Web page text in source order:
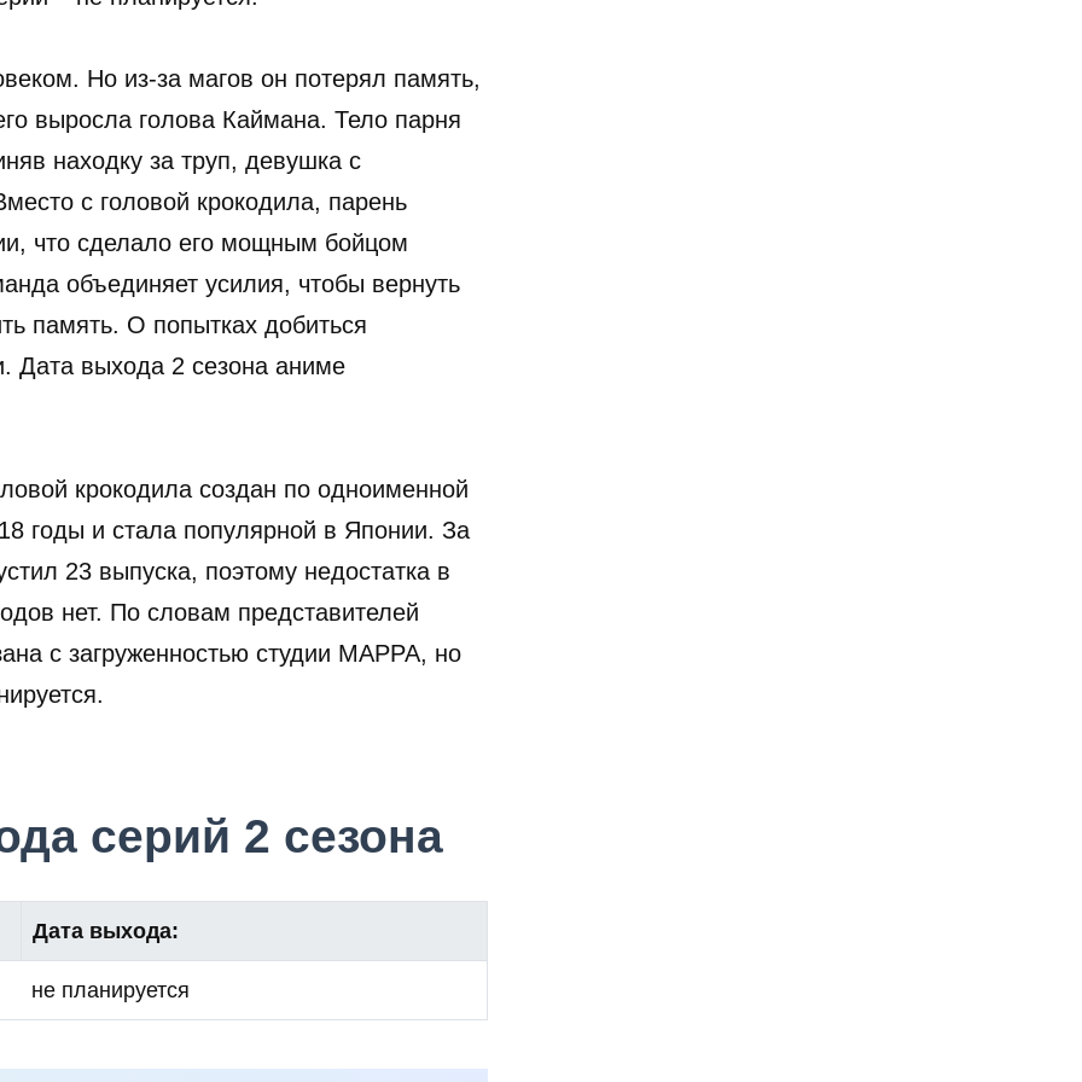
Но из-за магов он потерял память,
выросла голова Каймана. Тело парня
находку за труп, девушка с
с головой крокодила, парень
что сделало его мощным бойцом
объединяет усилия, чтобы вернуть
память. О попытках добиться
Дата выхода 2 сезона аниме
крокодила создан по одноименной
годы и стала популярной в Японии. За
23 выпуска, поэтому недостатка в
нет. По словам представителей
с загруженностью студии MAPPA, но
серий 2 сезона
Дата выхода:
не планируется